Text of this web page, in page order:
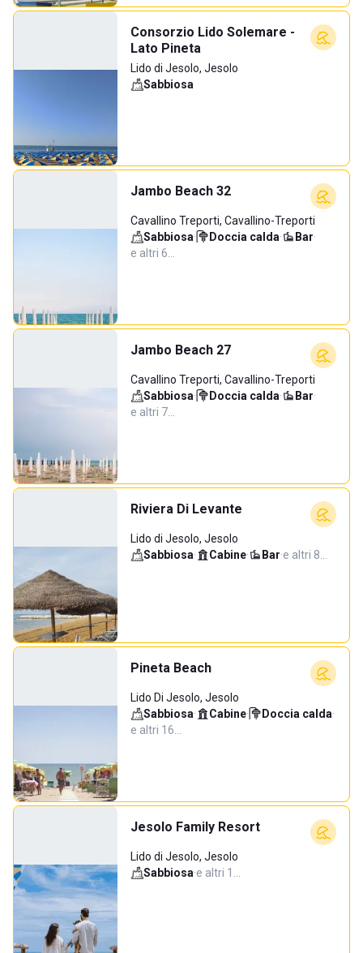
Consorzio Lido Solemare -
Lato Pineta
Lido di Jesolo, Jesolo
Sabbiosa
Jambo Beach 32
Cavallino Treporti, Cavallino-Treporti
Sabbiosa· Doccia calda· Bar·
e altri 6…
Jambo Beach 27
Cavallino Treporti, Cavallino-Treporti
Sabbiosa· Doccia calda· Bar·
e altri 7…
Riviera Di Levante
Lido di Jesolo, Jesolo
Sabbiosa· Cabine· Bar·e altri 8…
Pineta Beach
Lido Di Jesolo, Jesolo
Sabbiosa· Cabine· Doccia calda·
e altri 16…
Jesolo Family Resort
Lido di Jesolo, Jesolo
Sabbiosa·e altri 1…